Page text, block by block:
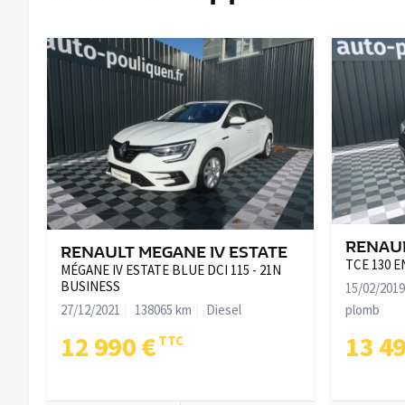
RENAULT MEGANE IV ESTATE
MÉGANE IV ESTATE BLUE DCI 115 - 21N
BUSINESS
27/12/2021
138065 km Diesel
12 990 €
TCE 130
15/02/2019
plomb
13